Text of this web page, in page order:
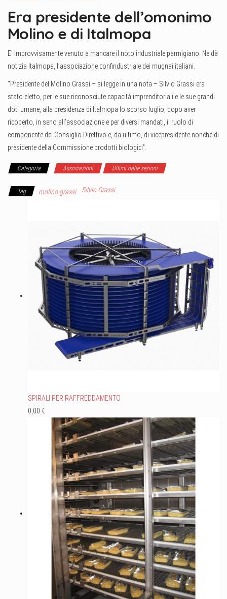
Era presidente dell’omonimo
Molino e di Italmopa
E’ improvvisamente venuto a mancare il noto industriale parmigiano. Ne dà
notizia Italmopa, l’associazione confindustriale dei mugnai italiani.
“Presidente del Molino Grassi – si legge in una nota – Silvio Grassi era
stato eletto, per le sue riconosciute capacità imprenditoriali e le sue grandi
doti umane, alla presidenza di Italmopa lo scorso luglio, dopo aver
ricoperto, in seno all’associazione e per diversi mandati, il ruolo di
componente del Consiglio Direttivo e, da ultimo, di vicepresidente nonché di
presidente della Commissione prodotti biologici”.
Categoria Associazioni Ultimi dalle sezioni
Tag molino grassi Silvio Grassi
SPIRALI PER RAFFREDDAMENTO
0,00 €